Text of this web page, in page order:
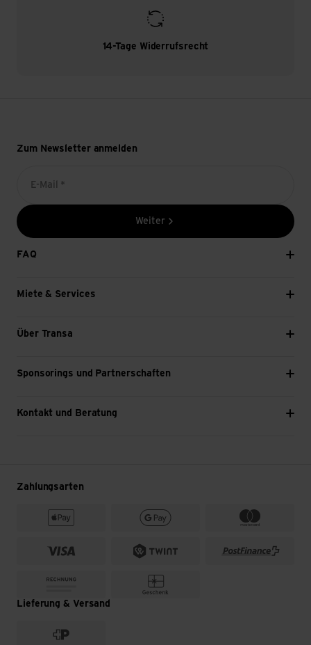
14-Tage Widerrufsrecht
Zum Newsletter anmelden
E-Mail *
Weiter
FAQ
Miete & Services
Über Transa
Sponsorings und Partnerschaften
Kontakt und Beratung
Zahlungsarten
Lieferung & Versand